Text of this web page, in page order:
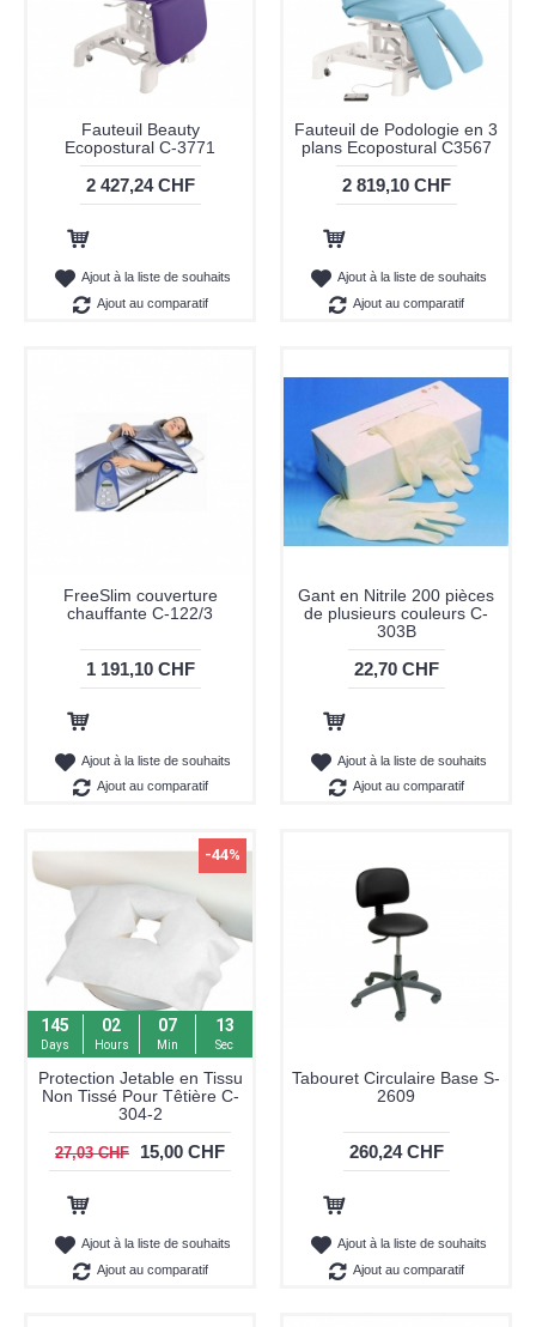
Fauteuil Beauty
Ecopostural C-3771
2 427,24 CHF
Ajout à la liste de souhaits
Ajout au comparatif
Fauteuil de Podologie en 3
plans Ecopostural C3567
2 819,10 CHF
Ajout à la liste de souhaits
Ajout au comparatif
FreeSlim couverture
chauffante C-122/3
1 191,10 CHF
Ajout à la liste de souhaits
Ajout au comparatif
Gant en Nitrile 200 pièces
de plusieurs couleurs C-
303B
22,70 CHF
Ajout à la liste de souhaits
Ajout au comparatif
-44%
145
Days
02
Hours
07
Min
13
Sec
Protection Jetable en Tissu
Non Tissé Pour Têtière C-
304-2
27,03 CHF 15,00 CHF
Ajout à la liste de souhaits
Ajout au comparatif
Tabouret Circulaire Base S-
2609
260,24 CHF
Ajout à la liste de souhaits
Ajout au comparatif